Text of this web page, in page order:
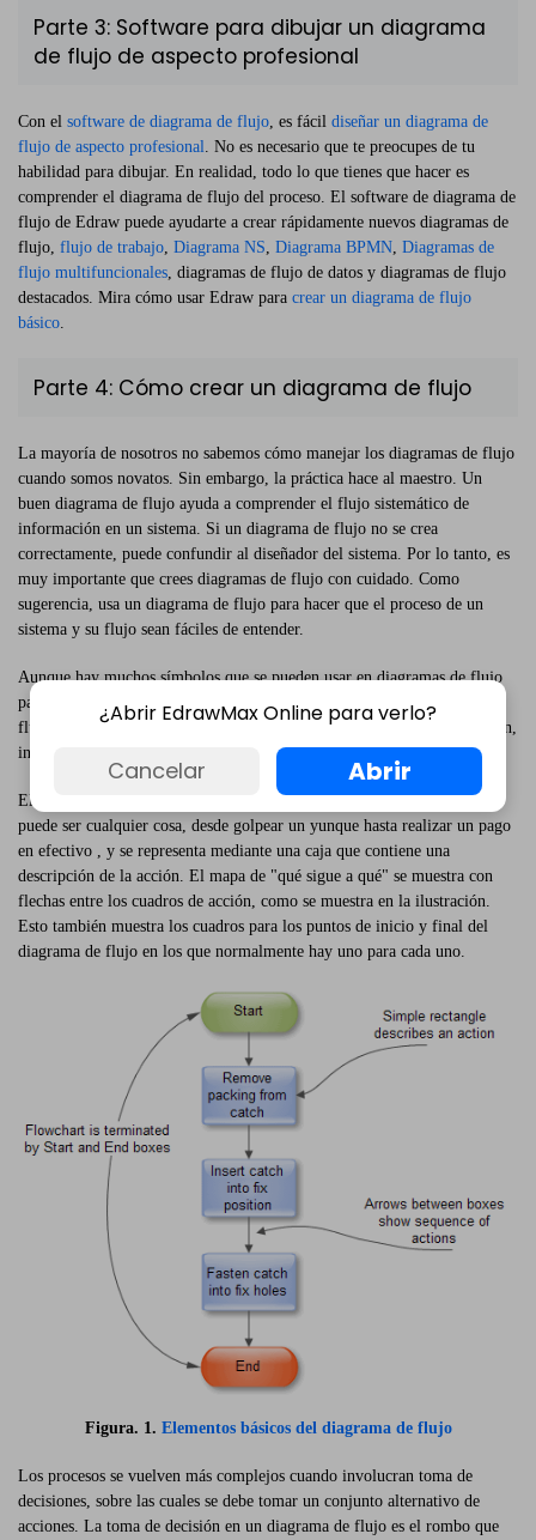
Parte 3: Software para dibujar un diagrama
de flujo de aspecto profesional
Con el software de diagrama de flujo , es fácil diseñar un diagrama de
flujo de aspecto profesional . No es necesario que te preocupes de tu
habilidad para dibujar. En realidad, todo lo que tienes que hacer es
comprender el diagrama de flujo del proceso. El software de diagrama de
flujo de Edraw puede ayudarte a crear rápidamente nuevos diagramas de
flujo, flujo de trabajo Diagrama NS Diagrama BPMN Diagramas de
flujo multifuncionales , diagramas de flujo de datos y diagramas de flujo
destacados. Mira cómo usar Edraw para crear un diagrama de flujo
básico
Parte 4: Cómo crear un diagrama de flujo
La mayoría de nosotros no sabemos cómo manejar los diagramas de flujo
cuando somos novatos. Sin embargo, la práctica hace al maestro. Un
buen diagrama de flujo ayuda a comprender el flujo sistemático de
información en un sistema. Si un diagrama de flujo no se crea
correctamente, puede confundir al diseñador del sistema. Por lo tanto, es
muy importante que crees diagramas de flujo con cuidado. Como
sugerencia, usa un diagrama de flujo para hacer que el proceso de un
sistema y su flujo sean fáciles de entender.
Aunque hay muchos símbolos que se pueden usar en diagramas de flujo
para representar diferentes tipos de pasos, se pueden crear diagramas de
flujo precisos usando muy pocos de ellos (por ejemplo, proceso, decisión,
inicio, retraso, nube).
El elemento básico de un diagrama de flujoes la acción simple, que
puede ser cualquier cosa, desde golpear un yunque hasta realizar un pago
en efectivo , y se representa mediante una caja que contiene una
descripción de la acción. El mapa de "qué sigue a qué" se muestra con
flechas entre los cuadros de acción, como se muestra en la ilustración.
Esto también muestra los cuadros para los puntos de inicio y final del
diagrama de flujo en los que normalmente hay uno para cada uno.
Figura. 1. Elementos básicos del diagrama de flujo
Los procesos se vuelven más complejos cuando involucran toma de
decisiones, sobre las cuales se debe tomar un conjunto alternativo de
acciones. La toma de decisión en un diagrama de flujo es el rombo que
¿Abrir EdrawMax Online para verlo?
Cancelar Abrir